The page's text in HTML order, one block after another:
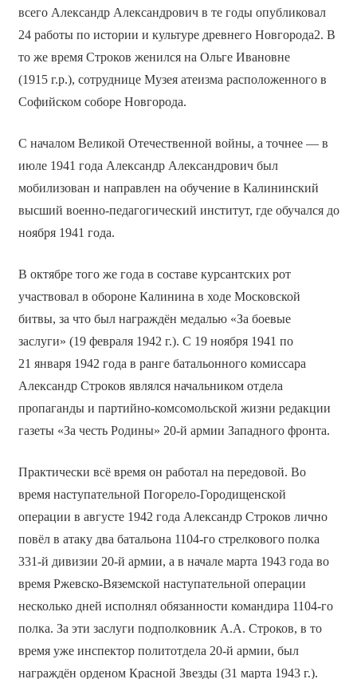
всего Александр Александрович в те годы опубликовал
24 работы по истории и культуре древнего Новгорода2. В
то же время Строков женился на Ольге Ивановне
(1915 г.р.), сотруднице Музея атеизма расположенного в
Софийском соборе Новгорода.
С началом Великой Отечественной войны, а точнее — в
июле 1941 года Александр Александрович был
мобилизован и направлен на обучение в Калининский
высший военно-педагогический институт, где обучался до
ноября 1941 года.
В октябре того же года в составе курсантских рот
участвовал в обороне Калинина в ходе Московской
битвы, за что был награждён медалью «За боевые
заслуги» (19 февраля 1942 г.). С 19 ноября 1941 по
21 января 1942 года в ранге батальонного комиссара
Александр Строков являлся начальником отдела
пропаганды и партийно-комсомольской жизни редакции
газеты «За честь Родины» 20-й армии Западного фронта.
Практически всё время он работал на передовой. Во
время наступательной Погорело-Городищенской
операции в августе 1942 года Александр Строков лично
повёл в атаку два батальона 1104-го стрелкового полка
331-й дивизии 20-й армии, а в начале марта 1943 года во
время Ржевско-Вяземской наступательной операции
несколько дней исполнял обязанности командира 1104-го
полка. За эти заслуги подполковник А.А. Строков, в то
время уже инспектор политотдела 20-й армии, был
награждён орденом Красной Звезды (31 марта 1943 г.).